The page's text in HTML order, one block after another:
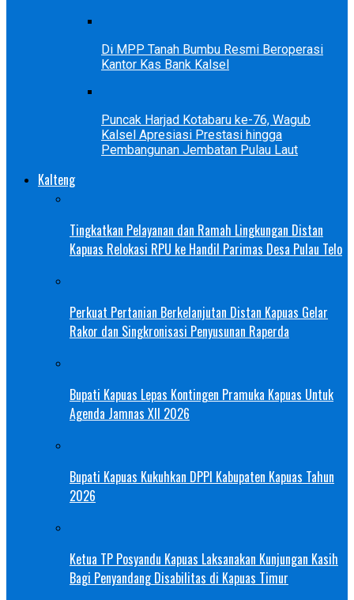
Di MPP Tanah Bumbu Resmi Beroperasi
Kantor Kas Bank Kalsel
Puncak Harjad Kotabaru ke-76, Wagub
Kalsel Apresiasi Prestasi hingga
Pembangunan Jembatan Pulau Laut
Kalteng
Tingkatkan Pelayanan dan Ramah Lingkungan Distan
Kapuas Relokasi RPU ke Handil Parimas Desa Pulau Telo
Perkuat Pertanian Berkelanjutan Distan Kapuas Gelar
Rakor dan Singkronisasi Penyusunan Raperda
Bupati Kapuas Lepas Kontingen Pramuka Kapuas Untuk
Agenda Jamnas XII 2026
Bupati Kapuas Kukuhkan DPPI Kabupaten Kapuas Tahun
2026
Ketua TP Posyandu Kapuas Laksanakan Kunjungan Kasih
Bagi Penyandang Disabilitas di Kapuas Timur